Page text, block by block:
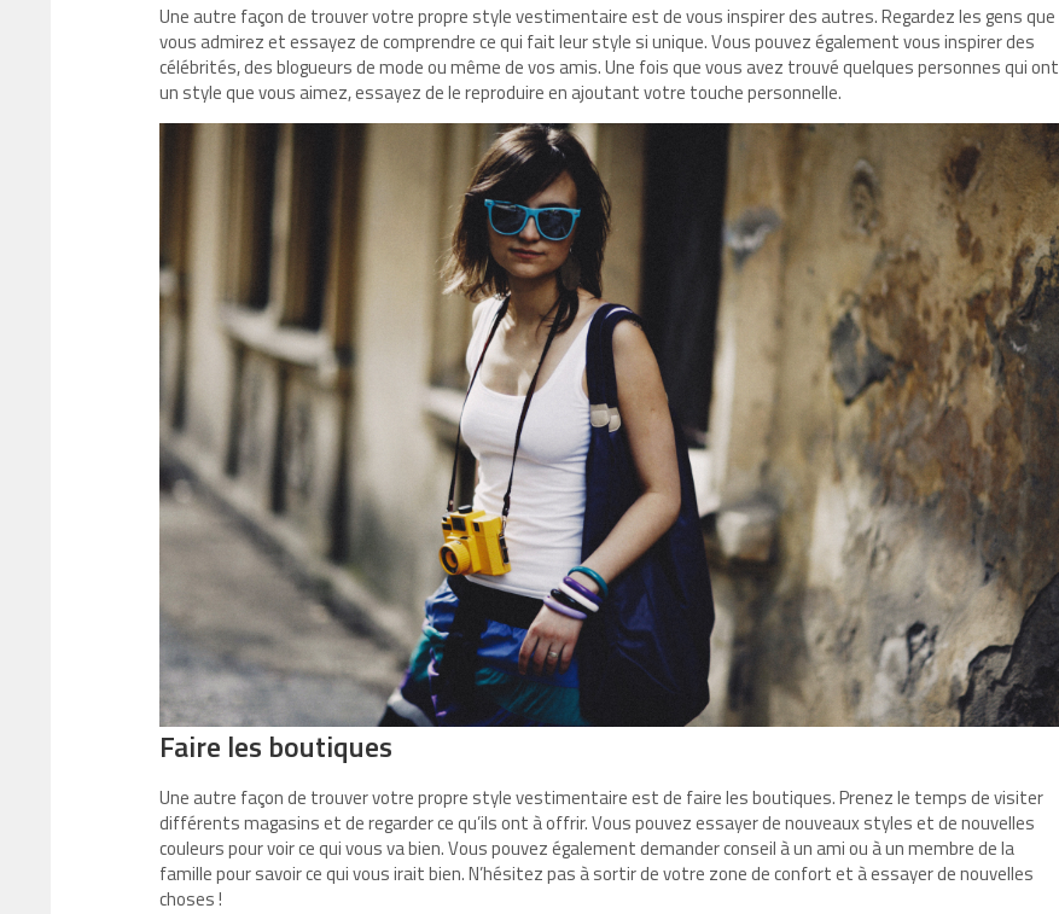
Une autre façon de trouver votre propre style vestimentaire est de vous inspirer des autres. Regardez les gens que
vous admirez et essayez de comprendre ce qui fait leur style si unique. Vous pouvez également vous inspirer des
célébrités, des blogueurs de mode ou même de vos amis. Une fois que vous avez trouvé quelques personnes qui ont
un style que vous aimez, essayez de le reproduire en ajoutant votre touche personnelle.
Faire les boutiques
Une autre façon de trouver votre propre style vestimentaire est de faire les boutiques. Prenez le temps de visiter
différents magasins et de regarder ce qu’ils ont à offrir. Vous pouvez essayer de nouveaux styles et de nouvelles
couleurs pour voir ce qui vous va bien. Vous pouvez également demander conseil à un ami ou à un membre de la
famille pour savoir ce qui vous irait bien. N’hésitez pas à sortir de votre zone de confort et à essayer de nouvelles
choses !